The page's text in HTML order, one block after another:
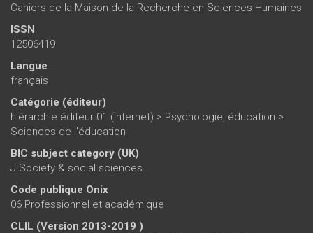
Cahiers de la Maison de la Recherche en Sciences Humaines
ISSN
12506419
Langue
français
Catégorie (éditeur)
hiérarchie éditeur 01 (internet) > Psychologie, éducation >
Sciences de l'éducation
BIC subject category (UK)
J Society & social sciences
Code publique Onix
06 Professionnel et académique
CLIL (Version 2013-2019 )